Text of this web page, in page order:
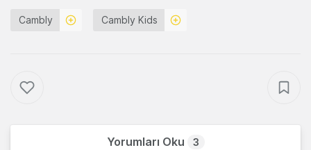
Cambly Cambly Kids
Yorumları Oku 3